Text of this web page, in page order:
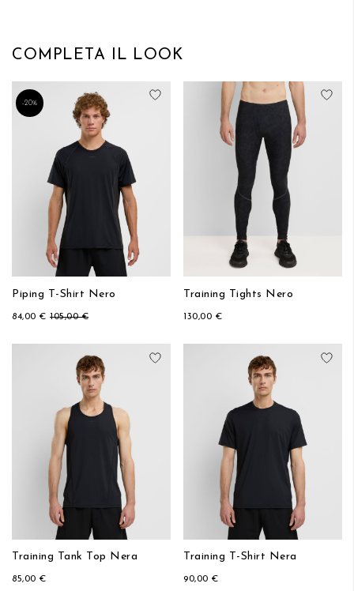
COMPLETA IL LOOK
-20%
Aggiungi alla lista desideri
Piping T-Shirt Nero
84,00 € 105,00 €
Training Tights Nero
130,00 €
Aggiungi alla lista desideri
Training Tank Top Nera
85,00 €
Training T-Shirt Nera
90,00 €